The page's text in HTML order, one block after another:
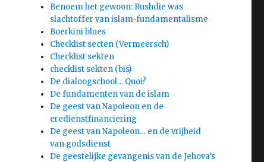
Benoem het gewoon: Rushdie was
slachtoffer van islam-fundamentalisme
Boerkini blues
Checklist secten (Vermeersch)
Checklist sekten
checklist sekten (bis)
De dialoogschool… Quoi?
De fundamenten van de islam
De geest van Napoleon en de
eredienstfinanciering
De geest van Napoleon… en de vrijheid
van godsdienst
De geestelijke gevangenis van de Jehova’s